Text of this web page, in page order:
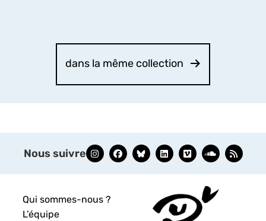
dans la même collection
Nous suivre
Qui sommes-nous ?
L’équipe